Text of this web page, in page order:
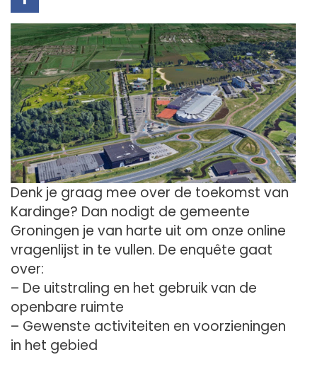
Denk je graag mee over de toekomst van
Kardinge? Dan nodigt de gemeente
Groningen je van harte uit om onze online
vragenlijst in te vullen. De enquête gaat
over:
– De uitstraling en het gebruik van de
openbare ruimte
– Gewenste activiteiten en voorzieningen
in het gebied